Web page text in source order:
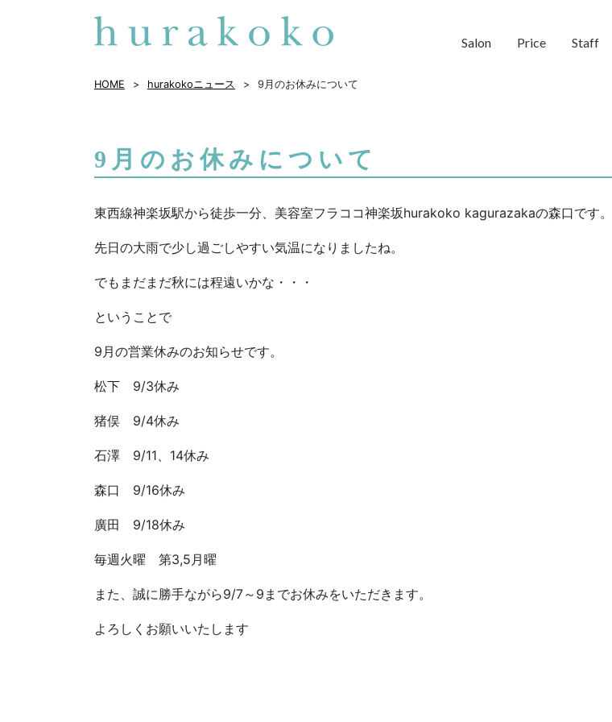
Salon Price Staff
HOME hurakokoニュース 9月のお休みについて
9月のお休みについて
東西線神楽坂駅から徒歩一分、美容室フラココ神楽坂hurakoko kagurazakaの森口です。
先日の大雨で少し過ごしやすい気温になりましたね。
でもまだまだ秋には程遠いかな・・・
ということで
9月の営業休みのお知らせです。
松下 9/3休み
猪俣 9/4休み
石澤 9/11、14休み
森口 9/16休み
廣田 9/18休み
毎週火曜 第3,5月曜
また、誠に勝手ながら9/7～9までお休みをいただきます。
よろしくお願いいたします